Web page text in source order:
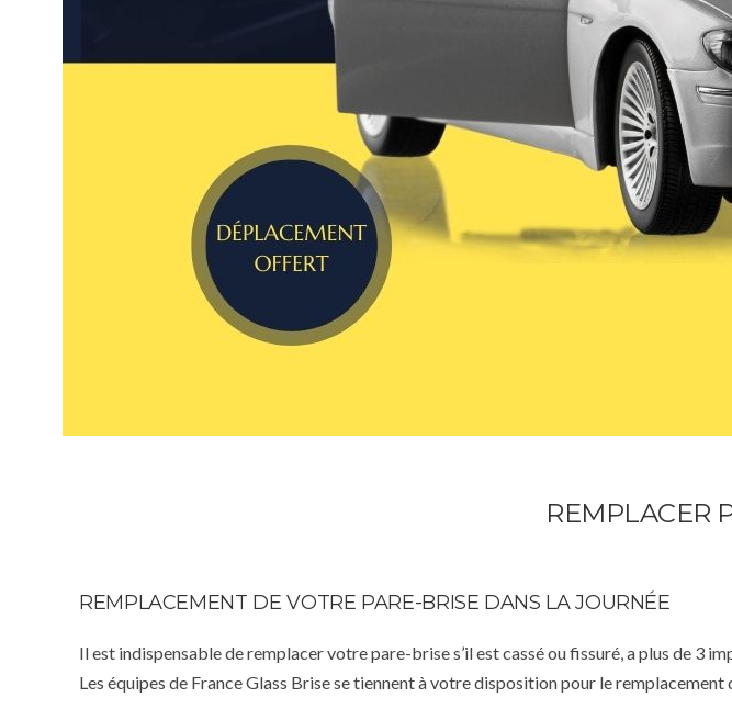
REMPLACER
REMPLACEMENT DE VOTRE PARE-BRISE DANS LA JOURNÉE
Il est indispensable de remplacer votre pare-brise s’il est cassé ou fissuré, a plus de 3
Les équipes de France Glass Brise se tiennent à votre disposition pour le